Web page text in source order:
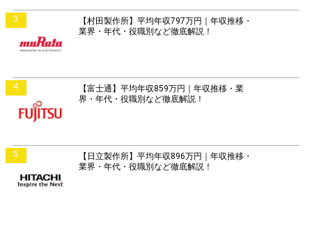
3
【村田製作所】平均年収797万円｜年収推移・
業界・年代・役職別など徹底解説！
4
【富士通】平均年収859万円｜年収推移・業
界・年代・役職別など徹底解説！
5
【日立製作所】平均年収896万円｜年収推移・
業界・年代・役職別など徹底解説！